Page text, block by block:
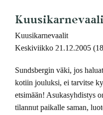
Kuusikarnevaalit
Keskiviikko 21.12.2005
Sundsbergin väki, jos
kotiin jouluksi, ei tarvitse
etsimään! Asukasyhdistys
tilannut paikalle saman,